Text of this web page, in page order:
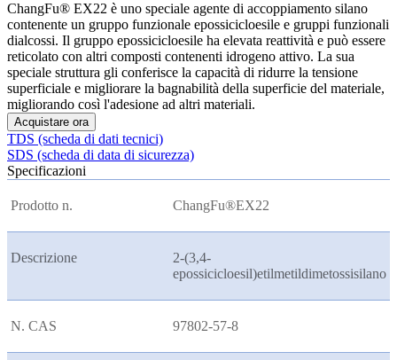
ChangFu® EX22 è uno speciale agente di accoppiamento silano
contenente un gruppo funzionale epossicicloesile e gruppi funzionali
dialcossi. Il gruppo epossicicloesile ha elevata reattività e può essere
reticolato con altri composti contenenti idrogeno attivo. La sua
speciale struttura gli conferisce la capacità di ridurre la tensione
superficiale e migliorare la bagnabilità della superficie del materiale,
migliorando così l'adesione ad altri materiali.
Acquistare ora
TDS (scheda di dati tecnici)
SDS (scheda di data di sicurezza)
Specificazioni
Prodotto n. ChangFu®EX22
Descrizione
2-(3,4-
epossicicloesil)etilmetildimetossisilano
N. CAS 97802-57-8